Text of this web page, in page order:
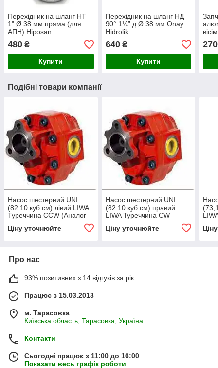
Перехідник на шланг НТ
1" Ø 38 мм пряма (для
АПН) Hiposan
480 ₴
Купити
Перехідник на шланг НД
90° 1¼” д Ø 38 мм Onay
Hidrolik
640₴
Купити
270
Подібні товари компанії
Насос шестерний UNI
(82.10 куб см) лівий LIWA
Туреччина СCW (Аналог
OMFB)
Ціну уточнюйте
Насос шестерний UNI
(82.10 куб см) правий
LIWA Туреччина СW
(Аналог NPH-82 105-011-
00826 OMFB)
Ціну уточнюйте
Про нас
93% позитивних з 14 відгуків за рік
Працює з 15.03.2013
м. Тарасовка
Київська область, Тарасовка, Україна
Контакти
Сьогодні працює з 11:00 до 16:00
Показати весь графік роботи